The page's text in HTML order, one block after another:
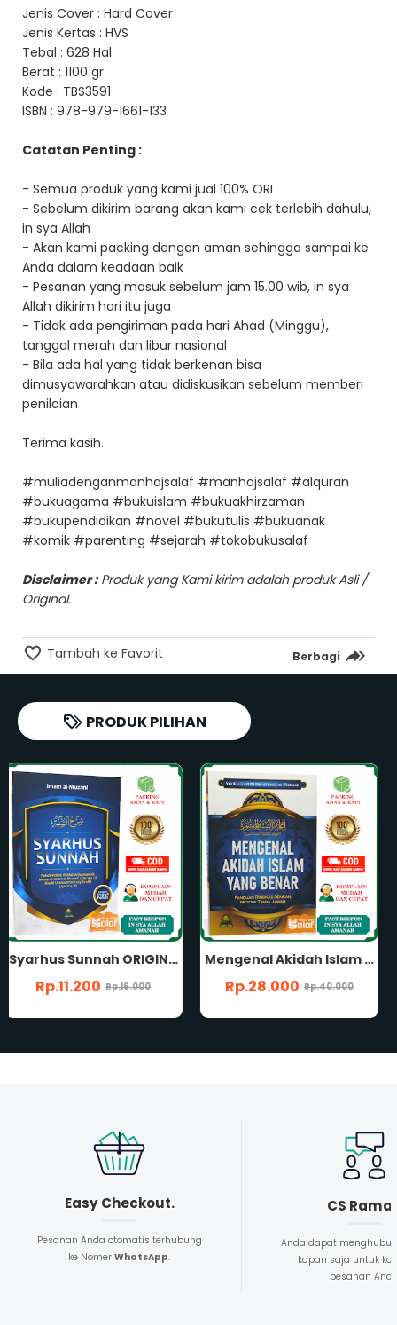
Jenis Cover : Hard Cover
Jenis Kertas : HVS
Tebal : 628 Hal
Berat : 1100 gr
Kode : TBS3591
ISBN : 978-979-1661-133
Catatan Penting :
- Semua produk yang kami jual 100% ORI
- Sebelum dikirim barang akan kami cek terlebih dahulu,
in sya Allah
- Akan kami packing dengan aman sehingga sampai ke
Anda dalam keadaan baik
- Pesanan yang masuk sebelum jam 15.00 wib, in sya
Allah dikirim hari itu juga
- Tidak ada pengiriman pada hari Ahad (Minggu),
tanggal merah dan libur nasional
- Bila ada hal yang tidak berkenan bisa
dimusyawarahkan atau didiskusikan sebelum memberi
penilaian
Terima kasih.
#muliadenganmanhajsalaf #manhajsalaf #alquran
#bukuagama #bukuislam #bukuakhirzaman
#bukupendidikan #novel #bukutulis #bukuanak
#komik #parenting #sejarah #tokobukusalaf
Disclaimer :Produk yang Kami kirim adalah produk Asli /
Original.
Tambah ke Favorit Berbagi
PRODUK PILIHAN
Mengenal Akidah Islam Yang Benar DARUL HAQ Syaikh Hafizh bin Ahmad Al-Hakami Panduan Ringkas dengan Metode Tanya Jawab
Rp.28.000 Rp.40.000
Aqidah Salaf Dan Para Ahli Hadits ORIGINAL Disertai Syarah Syaikh Abdul Aziz bin Abdillah Ar-Rajihi Imam Abu 'Utsman Ash-Shabuni Penerbit Media Tarbiyah
Rp.110.500 Rp.170.000
Easy Checkout.
Pesanan Anda otomatis terhubung
ke NomerWhatsApp.
CS
Anda dapat
kapan saja untuk
pesanan